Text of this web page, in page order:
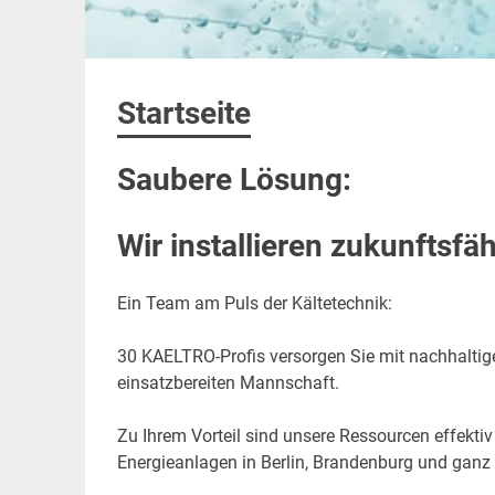
Startseite
Saubere Lösung:
Wir installieren
Ein Team am Puls der Kältetechnik:
30 KAELTRO-Profis versorgen Sie mit
einsatzbereiten Mannschaft.
Zu Ihrem Vorteil sind unsere Ressourcen
Energieanlagen in Berlin, Brandenburg und